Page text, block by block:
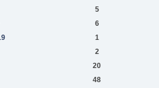
5
6
1
2
20
48